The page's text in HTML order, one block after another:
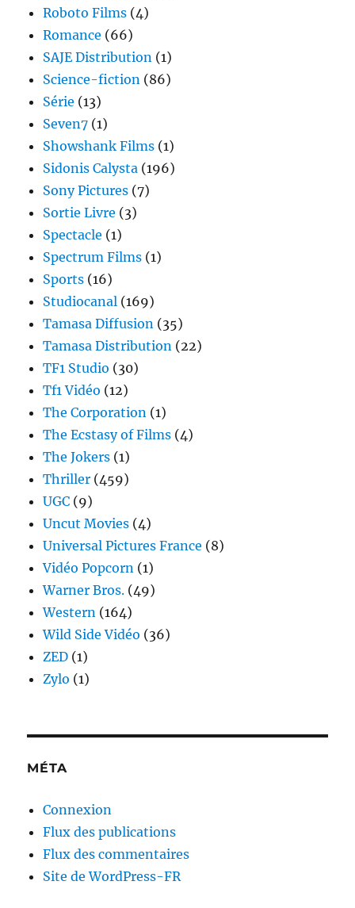
Roboto Films (4)
Romance (66)
SAJE Distribution (1)
Science-fiction (86)
Série (13)
Seven7 (1)
Showshank Films (1)
Sidonis Calysta (196)
Sony Pictures (7)
Sortie Livre (3)
Spectacle (1)
Spectrum Films (1)
Sports (16)
Studiocanal (169)
Tamasa Diffusion (35)
Tamasa Distribution (22)
TF1 Studio (30)
Tf1 Vidéo (12)
The Corporation (1)
The Ecstasy of Films (4)
The Jokers (1)
Thriller (459)
UGC (9)
Uncut Movies (4)
Universal Pictures France (8)
Vidéo Popcorn (1)
Warner Bros. (49)
Western (164)
Wild Side Vidéo (36)
ZED (1)
Zylo (1)
MÉTA
Connexion
Flux des publications
Flux des commentaires
Site de WordPress-FR